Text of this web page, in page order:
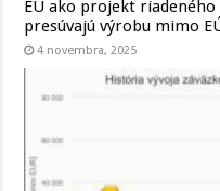
EÚ ako projekt
presúvajú výrobu mimo
4 novembra, 2025